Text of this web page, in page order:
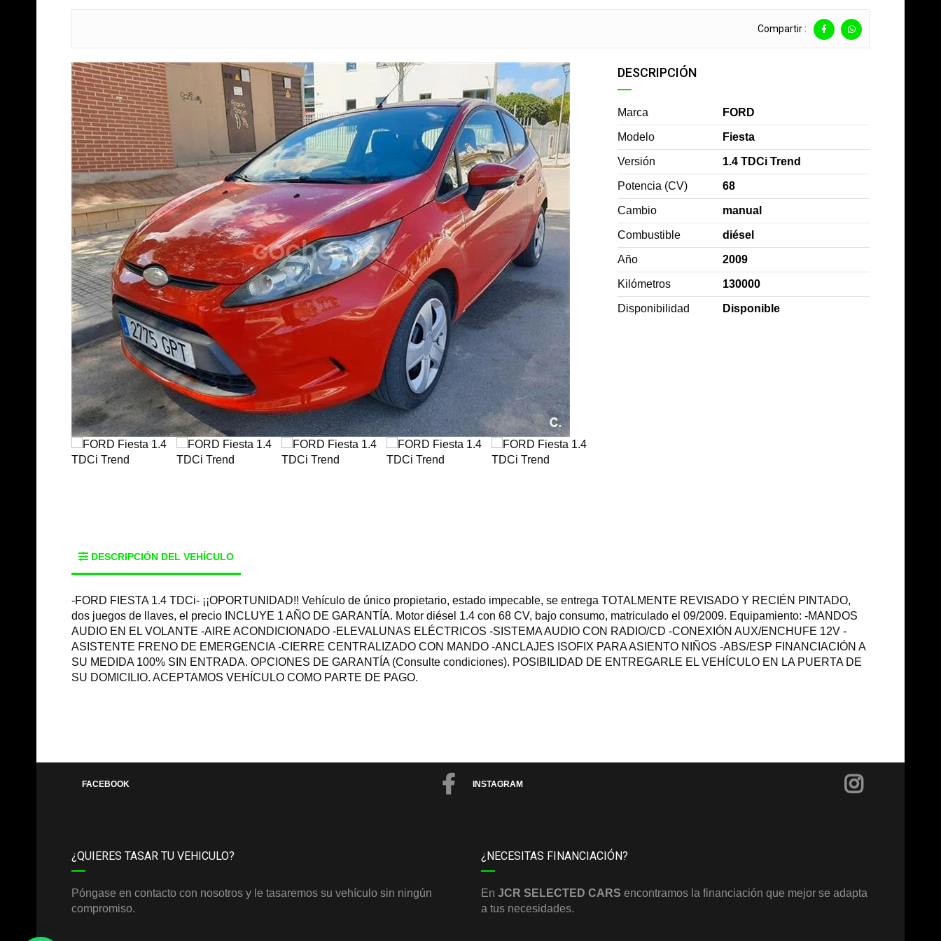
Compartir :
DESCRIPCIÓN
Marca FORD
Modelo Fiesta
Versión 1.4 TDCi Trend
Potencia (CV) 68
Cambio manual
Combustible diésel
Año 2009
Kilómetros 130000
Disponibilidad Disponible
DESCRIPCIÓN DEL VEHÍCULO
-FORD FIESTA 1.4 TDCi- ¡¡OPORTUNIDAD!! Vehículo de único propietario, estado impecable, se entrega TOTALMENTE REVISADO Y RECIÉN PINTADO,
dos juegos de llaves, el precio INCLUYE 1 AÑO DE GARANTÍA. Motor diésel 1.4 con 68 CV, bajo consumo, matriculado el 09/2009. Equipamiento: -MANDOS
AUDIO EN EL VOLANTE -AIRE ACONDICIONADO -ELEVALUNAS ELÉCTRICOS -SISTEMA AUDIO CON RADIO/CD -CONEXIÓN AUX/ENCHUFE 12V -
ASISTENTE FRENO DE EMERGENCIA -CIERRE CENTRALIZADO CON MANDO -ANCLAJES ISOFIX PARA ASIENTO NIÑOS -ABS/ESP FINANCIACIÓN A
SU MEDIDA 100% SIN ENTRADA. OPCIONES DE GARANTÍA (Consulte condiciones). POSIBILIDAD DE ENTREGARLE EL VEHÍCULO EN LA PUERTA DE
SU DOMICILIO. ACEPTAMOS VEHÍCULO COMO PARTE DE PAGO.
FACEBOOK INSTAGRAM
¿QUIERES TASAR TU VEHICULO?
Póngase en contacto con nosotros y le tasaremos su vehículo sin ningún
compromiso.
¿NECESITAS FINANCIACIÓN?
En JCR SELECTED CARS encontramos la financiación que mejor se adapta
a tus necesidades.